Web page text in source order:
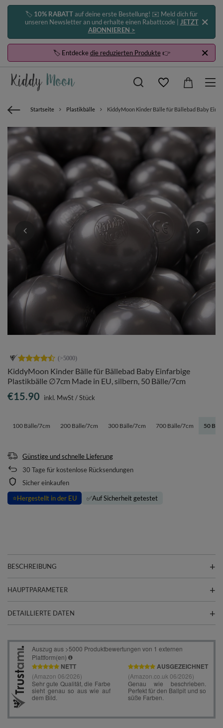
🏷️ 10% RABATTauf deine erste Bestellung! ✉️ Meld dich für
unseren Newsletter an und erhalte einen Rabattcode | JETZT
ABONNIEREN >
🏷️ Entdeckedie reduzierten Produkte👉
Startseite Plastikbälle KiddyMoon Kinder Bälle für Bällebad Baby
KiddyMoon Kinder Bälle für Bällebad Baby Einfarbige
Plastikbälle ∅7cm Made in EU, silbern, 50 Bälle/7cm
100 Bälle/7cm 200 Bälle/7cm 300 Bälle/7cm 700 Bälle/7cm 50
€15.90 inkl. MwSt/Stück
Günstige und schnelle Lieferung
30 Tage für kostenlose Rücksendungen
Sicher einkaufen
⭐Hergestellt in der EU ✅Auf Sicherheit getestet
BESCHREIBUNG
HAUPTPARAMETER
DETAILLIERTE DATEN